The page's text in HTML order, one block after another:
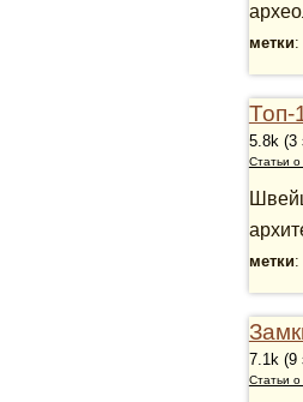
метки:
Топ-
5.8k (3
Статьи
метки:
7.1k (9
Статьи